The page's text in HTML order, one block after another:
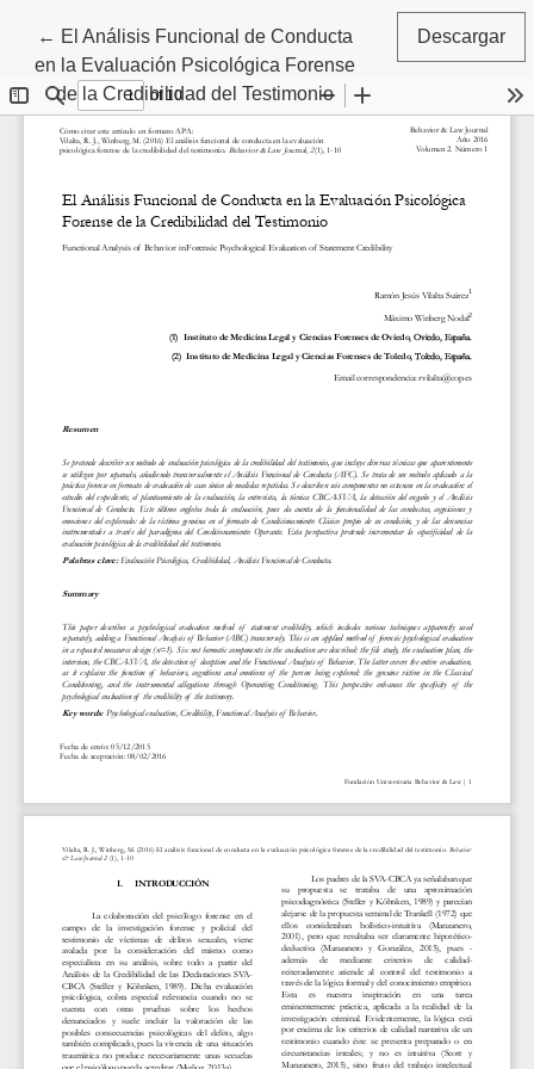
← Volver a los detalles del artículo
El Análisis Funcional de Conducta
en la Evaluación Psicológica Forense
de la Credibilidad del Testimonio
Descargar